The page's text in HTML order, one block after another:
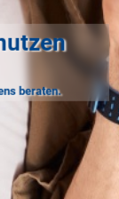
beraten.